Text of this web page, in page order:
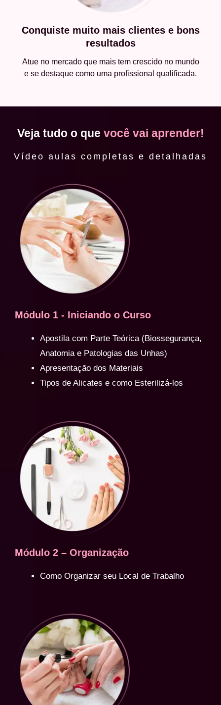
Conquiste muito mais clientes e bons
resultados
Atue no mercado que mais tem crescido no mundo
e se destaque como uma profissional qualificada.
Veja tudo o que você vai aprender!
Vídeo aulas completas e detalhadas
Módulo 1 - Iniciando o Curso
Apostila com Parte Teórica (Biossegurança,
Anatomia e Patologias das Unhas)
Apresentação dos Materiais
Tipos de Alicates e como Esterilizá-los
Módulo 2 – Organização
Como Organizar seu Local de Trabalho